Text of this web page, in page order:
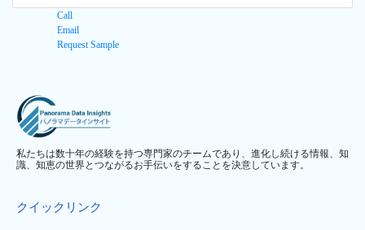
Call
Email
Request Sample
私たちは数十年の経験を持つ専門家のチームであり、進化し続ける情報、知
識、知恵の世界とつながるお手伝いをすることを決意しています。
クイックリンク